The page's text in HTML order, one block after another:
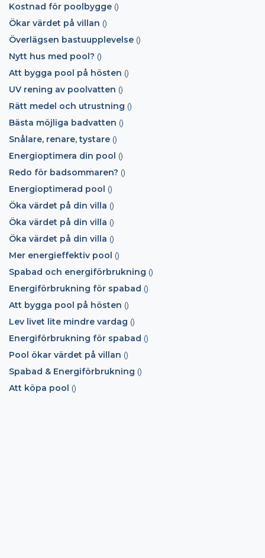
Kostnad för poolbygge ()
Ökar värdet på villan ()
Överlägsen bastuupplevelse ()
Nytt hus med pool? ()
Att bygga pool på hösten ()
UV rening av poolvatten ()
Rätt medel och utrustning ()
Bästa möjliga badvatten ()
Snålare, renare, tystare ()
Energioptimera din pool ()
Redo för badsommaren? ()
Energioptimerad pool ()
Öka värdet på din villa ()
Öka värdet på din villa ()
Öka värdet på din villa ()
Mer energieffektiv pool ()
Spabad och energiförbrukning ()
Energiförbrukning för spabad ()
Att bygga pool på hösten ()
Lev livet lite mindre vardag ()
Energiförbrukning för spabad ()
Pool ökar värdet på villan ()
Spabad & Energiförbrukning ()
Att köpa pool ()